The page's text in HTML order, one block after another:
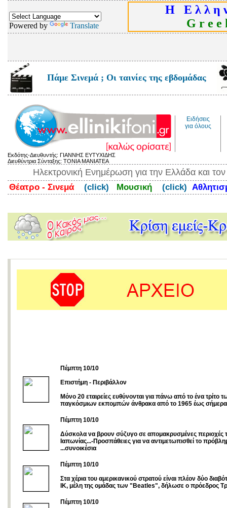
Powered by Translate
Η Ε λ λ η
G r e e
Πάμε Σινεμά ; Οι ταινίες της εβδομάδας
Ειδήσεις
για όλους
Εκδότης-Διευθυντής: ΓΙΑΝΝΗΣ ΕΥΤΥΧΙΔΗΣ
Διευθύντρια Σύνταξης: ΤΟΝΙΑ ΜΑΝΙΑΤΕΑ
Ηλεκτρονική Ενημέρωση για την Ελλάδα και
Θέατρο - Σινεμά (click) Μουσική (click)
Πέμπτη 10/10
Επιστήμη - Περιβάλλον
Μόνο 20 εταιρείες ευθύνονται για πάνω από το ένα τρίτο
παγκόσμιων εκπομπών άνθρακα από το 1965 έως σήμερα
Πέμπτη 10/10
Δύσκολα να βρουν σύζυγο σε απομακρυσμένες περιοχές
Ιαπωνίας...-Προσπάθειες για να αντιμετωπισθεί το
...συνοικέσια
Πέμπτη 10/10
Στα χέρια του αμερικανικού στρατού είναι πλέον δύο
ΙΚ, μέλη της ομάδας των "Beatles", δήλωσε ο πρόεδρος
Πέμπτη 10/10